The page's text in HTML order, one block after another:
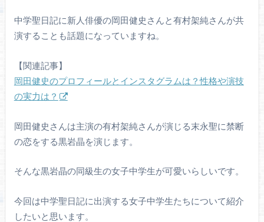
中学聖日記に新人俳優の岡田健史さんと有村架純さんが共
演することも話題になっていますね。
【関連記事】
岡田健史のプロフィールとインスタグラムは？性格や演技
の実力は？
岡田健史さんは主演の有村架純さんが演じる末永聖に禁断
の恋をする黒岩晶を演じます。
そんな黒岩晶の同級生の女子中学生が可愛いらしいです。
今回は中学聖日記に出演する女子中学生たちについて紹介
したいと思います。